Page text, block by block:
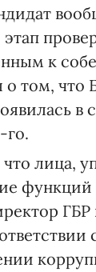
к
том, что
в
го.
что лица,
функций
ГБР